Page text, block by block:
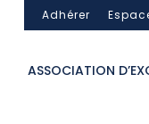
Adhérer
ASSOCIATION